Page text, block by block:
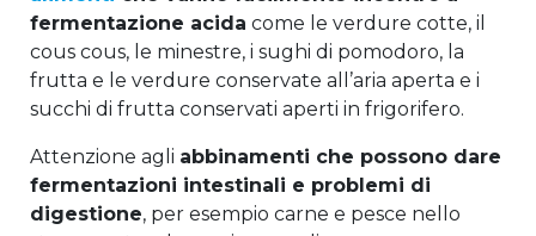
fermentazione acida come le verdure cotte, il
cous cous, le minestre, i sughi di pomodoro, la
frutta e le verdure conservate all’aria aperta e i
succhi di frutta conservati aperti in frigorifero.
Attenzione agli abbinamenti che possono dare
fermentazioni intestinali e problemi di
digestione, per esempio carne e pesce nello